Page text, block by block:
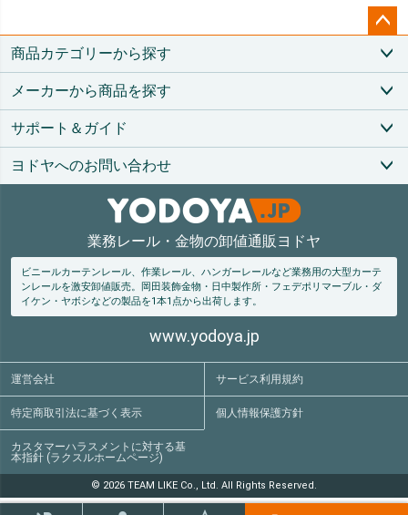
ペー
ップ
商品カテゴリーから探す
メーカーから商品を探す
サポート＆ガイド
ヨドヤへのお問い合わせ
業務レール・金物の卸値通販ヨドヤ
ビニールカーテンレール、作業レール、ハンガーレールなど業務用の大型カーテ
ンレールを激安卸値販売。
岡田装飾金物・日中製作所・フェデポリマーブル・ダ
イケン・ヤボシなどの製品を1本1点から出荷します。
www.yodoya.jp
運営会社 サービス利用規約
特定商取引法に基づく表示 個人情報保護方針
カスタマーハラスメントに対する基
本指針 (ラクスルホームページ)
© 2026 TEAM LIKE Co., Ltd. All Rights Reserved.